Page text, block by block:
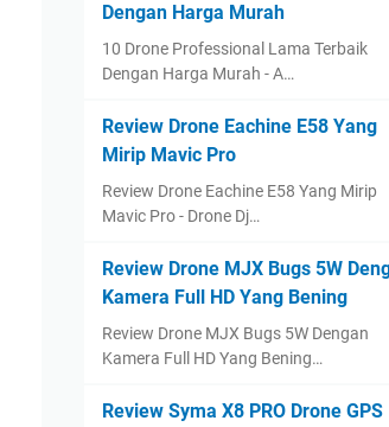
Dengan Harga Murah
10 Drone Professional Lama Terbaik
Dengan Harga Murah - A…
Review Drone Eachine E58 Yang
Mirip Mavic Pro
Review Drone Eachine E58 Yang Mirip
Mavic Pro - Drone Dj…
Review Drone MJX Bugs 5W
Kamera Full HD Yang Bening
Review Drone MJX Bugs 5W Dengan
Kamera Full HD Yang Bening…
Review Syma X8 PRO Drone GPS